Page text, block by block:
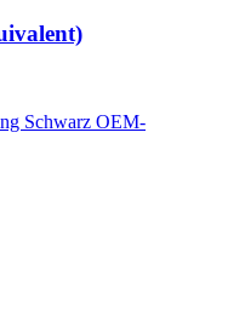
Schwarz OEM-